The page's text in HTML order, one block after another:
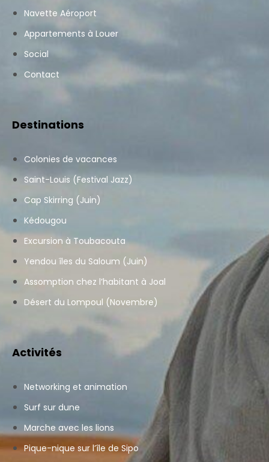
Navette Aéroport
Appartements à Louer
Social
Contact
Destinations
Colonies de vacances
Saint-Louis (Festival Jazz)
Cap Skirring (Juin)
Kédougou
Excursion à Toubacouta
Yendou îles du Saloum (Juin)
Assomption chez l’habitant à Joal
Désert du Lompoul (Novembre)
Activités
Networking et animation
Surf sur dune
Marche avec les lions
Pique-nique sur l’île de Sipo